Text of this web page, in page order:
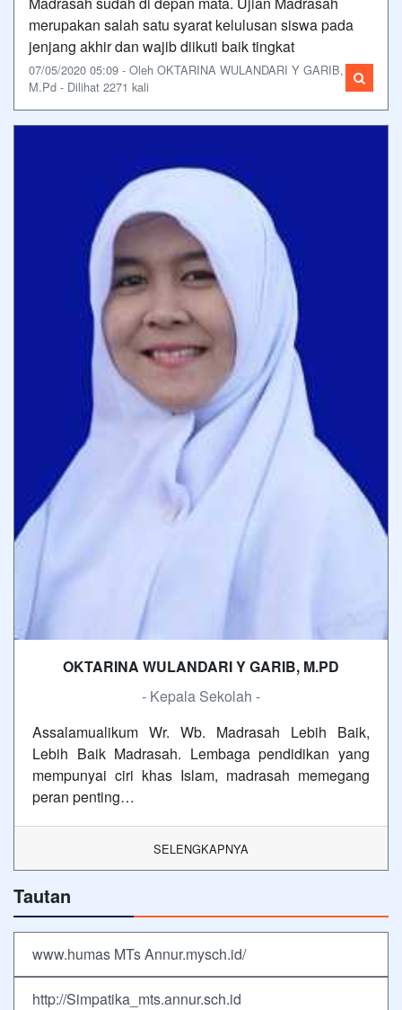
merupakan salah satu syarat kelulusan siswa pada
jenjang akhir dan wajib diikuti baik tingkat
07/05/2020 05:09 - Oleh OKTARINA WULANDARI Y GARIB,
M.Pd - Dilihat 2271 kali
OKTARINA WULANDARI Y GARIB, M.PD
- Kepala Sekolah -
Assalamualikum Wr. Wb. Madrasah Lebih Baik,
Lebih Baik Madrasah. Lembaga pendidikan yang
mempunyai ciri khas Islam, madrasah memegang
peran penting…
SELENGKAPNYA
Tautan
www.humas MTs Annur.mysch.id/
http://Simpatika_mts.annur.sch.id